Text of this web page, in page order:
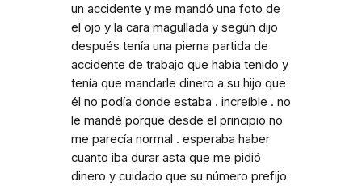
un accidente y me mandó una foto de
el ojo y la cara magullada y según dijo
después tenía una pierna partida de
accidente de trabajo que había tenido y
tenía que mandarle dinero a su hijo que
él no podía donde estaba . increíble . no
le mandé porque desde el principio no
me parecía normal . esperaba haber
cuanto iba durar asta que me pidió
dinero y cuidado que su número prefijo